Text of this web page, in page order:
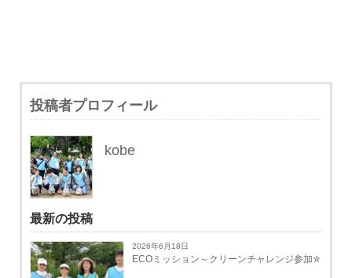
投稿者プロフィール
kobe
最新の投稿
2026年6月18日
ECOミッション～クリーンチャレンジ参加✮